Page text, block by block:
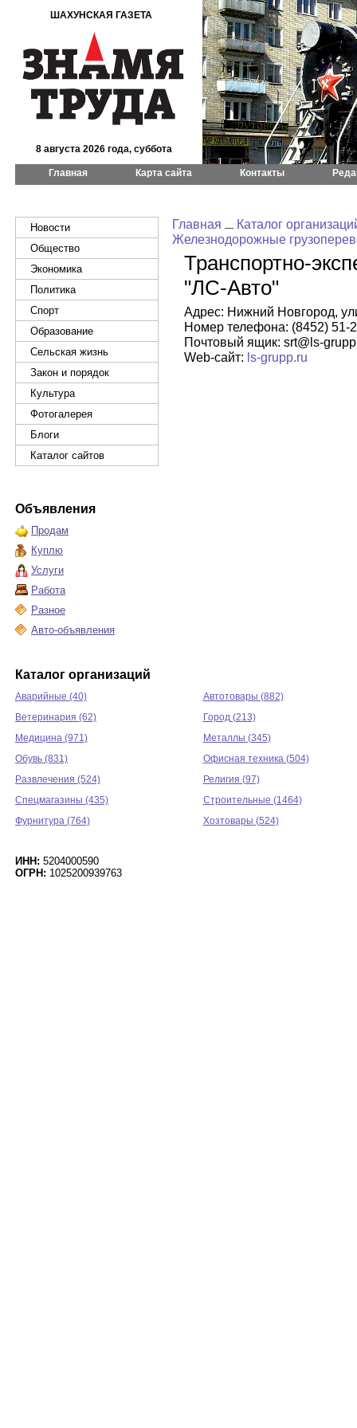
ШАХУНСКАЯ ГАЗЕТА
8 августа 2026 года, суббота
Главная Карта сайта Контакты
Новости
Общество
Экономика
Политика
Спорт
Образование
Сельская жизнь
Закон и порядок
Культура
Фотогалерея
Блоги
Каталог сайтов
Объявления
Продам
Куплю
Услуги
Работа
Разное
Авто-объявления
Главная
Каталог
Железнодорожные
Транспортно-
"ЛС-Авто"
Адрес: Нижний Новгород,
Номер телефона: (8452) 51-
Почтовый ящик: srt@ls-
Web-сайт: ls-grupp.ru
Каталог организаций
Аварийные (40)
Автотовары (882)
Ветеринария (62)
Город (213)
Медицина (971)
Металлы (345)
Обувь (831)
Офисная техника (504)
Развлечения (524)
Религия (97)
Спецмагазины (435)
Строительные (1464)
Фурнитура (764)
Хозтовары (524)
ИНН: 5204000590
ОГРН: 1025200939763